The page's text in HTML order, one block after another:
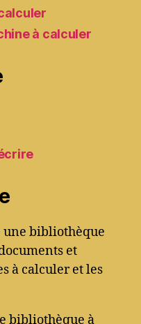
à calculer
une bibliothèque
et
à calculer et les
bibliothèque à